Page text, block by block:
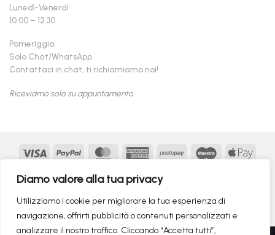
Diamo valore alla tua privacy
Utilizziamo i cookie per migliorare la tua esperienza di
navigazione, offrirti pubblicità o contenuti personalizzati e
analizzare il nostro traffico. Cliccando “Accetta tutti”,
Lunedì-Venerdì
10.00 – 12.30
Pomeriggio:
Solo Chat/WhatsApp
Contattaci in chat, ti richiamiamo noi!
Riceviamo solo su appuntamento.
Visa PayPal MasterCardAmericanPostepay Maestro
Google
MasterCardKlarna
Copyright 2026 © flashmac® - MONOFASE SRL - P.IVA:
02982260214 | produced by